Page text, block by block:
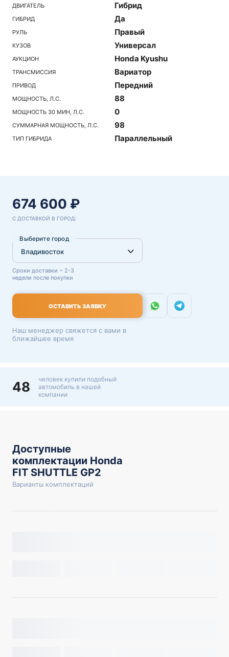
ДВИГАТЕЛЬ Гибрид
ГИБРИД Да
РУЛЬ Правый
КУЗОВ Универсал
АУКЦИОН Honda Kyushu
ТРАНСМИССИЯ Вариатор
ПРИВОД Передний
МОЩНОСТЬ, Л.С. 88
МОЩНОСТЬ 30 МИН, Л.С. 0
СУММАРНАЯ МОЩНОСТЬ, Л.С. 98
ТИП ГИБРИДА Параллельный
674 600 ₽
С ДОСТАВКОЙ В ГОРОД:
Выберите город
Сроки доставки ~ 2-3
недели после покупки
ОСТАВИТЬ ЗАЯВКУ
Наш менеджер свяжется с вами в
ближайшее время
48
человек купили подобный
автомобиль в нашей
компании
Доступные
комплектации Honda
FIT SHUTTLE GP2
Варианты комплектаций